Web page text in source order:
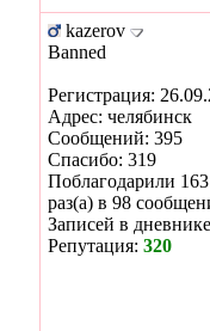
kazerov
Banned
Регистрация:
Адрес: челябинск
Сообщений: 395
Спасибо: 319
Поблагодарили 163
раз(а) в 98
Записей в
Репутация: 320